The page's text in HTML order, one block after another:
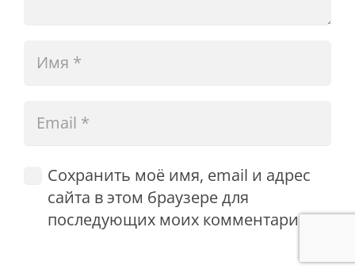
Сохранить моё имя, email и адрес
сайта в этом браузере для
последующих моих комментариев.